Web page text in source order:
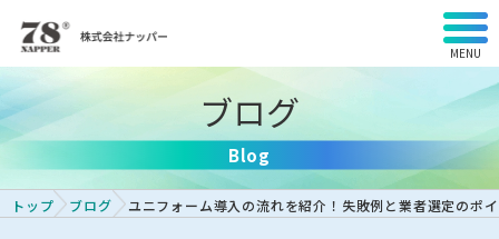
MENU
ブログ
Blog
トップ ブログ ユニフォーム導入の流れを紹介！失敗例と業者選定のポ